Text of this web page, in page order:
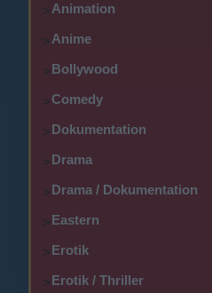
>Animation
>Anime
>Bollywood
>Comedy
>Dokumentation
>Drama
>Drama / Dokumentation
>Eastern
>Erotik
>Erotik / Thriller